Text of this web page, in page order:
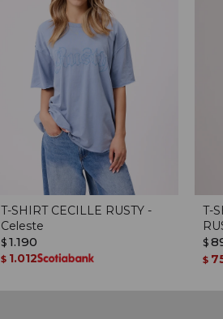
T-SHIRT CECILLE RUSTY -
Celeste
$ 1.190
$ 1.012
T-
$
$